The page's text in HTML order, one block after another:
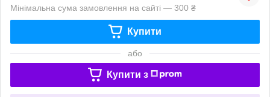
Мінімальна сума замовлення на сайті — 300 ₴
Купити
або
Купити з